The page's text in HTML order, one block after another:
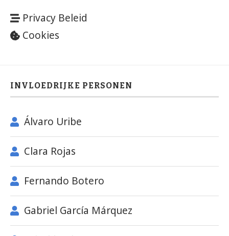
Privacy Beleid
Cookies
INVLOEDRIJKE PERSONEN
Álvaro Uribe
Clara Rojas
Fernando Botero
Gabriel García Márquez